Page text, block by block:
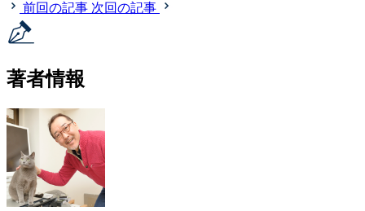
前回の記事 次回の記事
著者情報